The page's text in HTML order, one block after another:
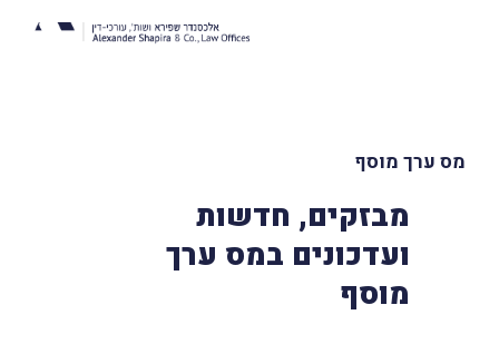
מס ערך מוסף
מבזקים, חדשות
ועדכונים במס ערך
מוסף